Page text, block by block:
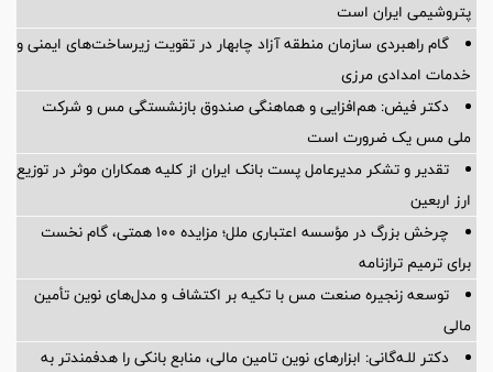
پتروشیمی ایران است
گام راهبردی سازمان منطقه آزاد چابهار در تقویت زیرساخت‌های ایمنی و
خدمات امدادی مرزی
دکتر فیض: هم‌افزایی و هماهنگی صندوق بازنشستگی مس و شرکت
ملی مس یک ضرورت است
تقدیر و تشکر مدیرعامل پست بانک ایران از کلیه همکاران موثر در توزیع
ارز اربعین
چرخش بزرگ در مؤسسه اعتباری ملل؛ مزایده ۱۰۰ همتی، گام نخست
برای ترمیم ترازنامه
توسعه زنجیره صنعت مس با تکیه بر اکتشاف و مدل‌های نوین تأمین
مالی
دکتر للـه‌گانی: ابزارهای نوین تامین مالی، منابع بانکی را هدفمندتر به